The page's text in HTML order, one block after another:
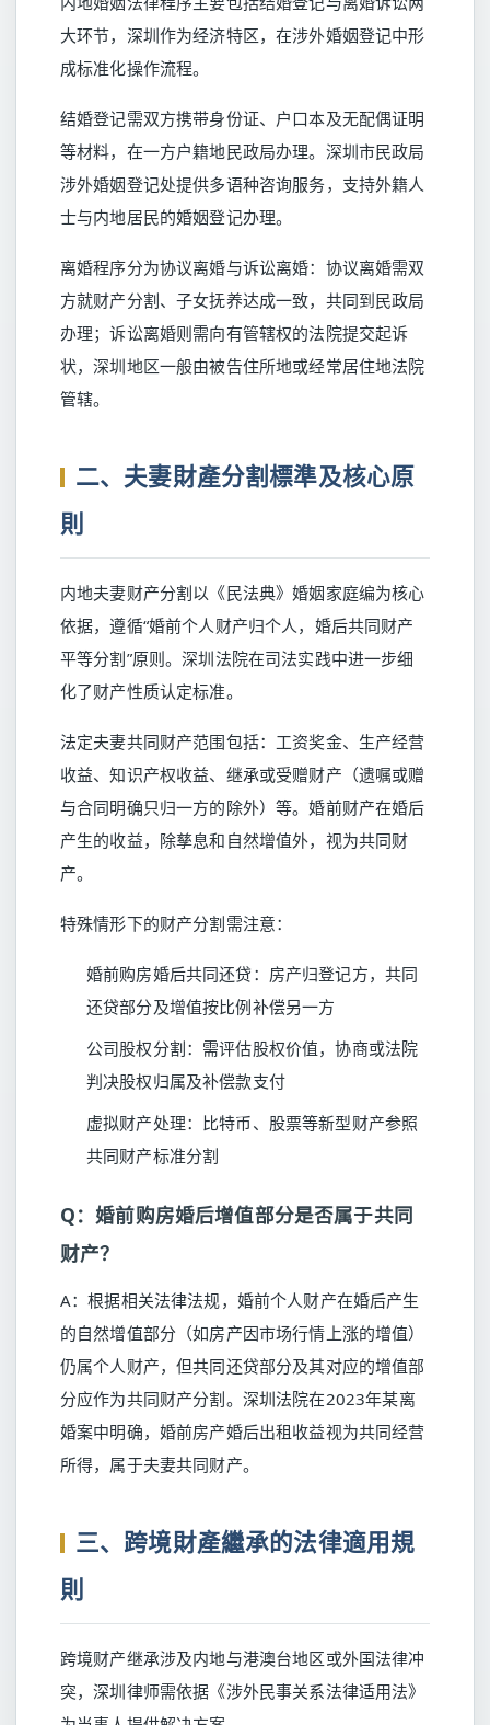
大环节，深圳作为经济特区，在涉外婚姻登记中形
成标准化操作流程。
结婚登记需双方携带身份证、户口本及无配偶证明
等材料，在一方户籍地民政局办理。深圳市民政局
涉外婚姻登记处提供多语种咨询服务，支持外籍人
士与内地居民的婚姻登记办理。
离婚程序分为协议离婚与诉讼离婚：协议离婚需双
方就财产分割、子女抚养达成一致，共同到民政局
办理；诉讼离婚则需向有管辖权的法院提交起诉
状，深圳地区一般由被告住所地或经常居住地法院
管辖。
二、夫妻財產分割標準及核心原
則
内地夫妻财产分割以《民法典》婚姻家庭编为核心
依据，遵循“婚前个人财产归个人，婚后共同财产
平等分割”原则。深圳法院在司法实践中进一步细
化了财产性质认定标准。
法定夫妻共同财产范围包括：工资奖金、生产经营
收益、知识产权收益、继承或受赠财产（遗嘱或赠
与合同明确只归一方的除外）等。婚前财产在婚后
产生的收益，除孳息和自然增值外，视为共同财
产。
特殊情形下的财产分割需注意：
婚前购房婚后共同还贷：房产归登记方，共同
还贷部分及增值按比例补偿另一方
公司股权分割：需评估股权价值，协商或法院
判决股权归属及补偿款支付
虚拟财产处理：比特币、股票等新型财产参照
共同财产标准分割
Q：婚前购房婚后增值部分是否属于共同
财产？
A：根据相关法律法规，婚前个人财产在婚后产生
的自然增值部分（如房产因市场行情上涨的增值）
仍属个人财产，但共同还贷部分及其对应的增值部
分应作为共同财产分割。深圳法院在2023年某离
婚案中明确，婚前房产婚后出租收益视为共同经营
所得，属于夫妻共同财产。
三、跨境財產繼承的法律適用規
則
跨境财产继承涉及内地与港澳台地区或外国法律冲
突，深圳律师需依据《涉外民事关系法律适用法》